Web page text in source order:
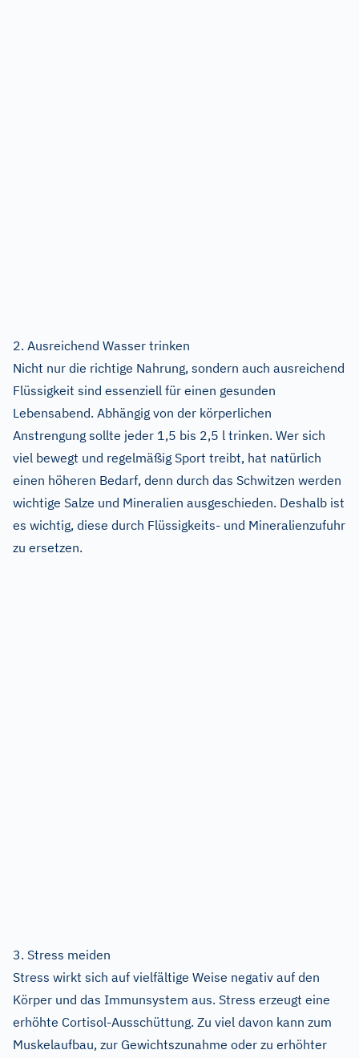
2. Ausreichend Wasser trinken
Nicht nur die richtige Nahrung, sondern auch ausreichend
Flüssigkeit sind essenziell für einen gesunden
Lebensabend. Abhängig von der körperlichen
Anstrengung sollte jeder 1,5 bis 2,5 l trinken. Wer sich
viel bewegt und regelmäßig Sport treibt, hat natürlich
einen höheren Bedarf, denn durch das Schwitzen werden
wichtige Salze und Mineralien ausgeschieden. Deshalb ist
es wichtig, diese durch Flüssigkeits- und Mineralienzufuhr
zu ersetzen.
3. Stress meiden
Stress wirkt sich auf vielfältige Weise negativ auf den
Körper und das Immunsystem aus. Stress erzeugt eine
erhöhte Cortisol-Ausschüttung. Zu viel davon kann zum
Muskelaufbau, zur Gewichtszunahme oder zu erhöhter